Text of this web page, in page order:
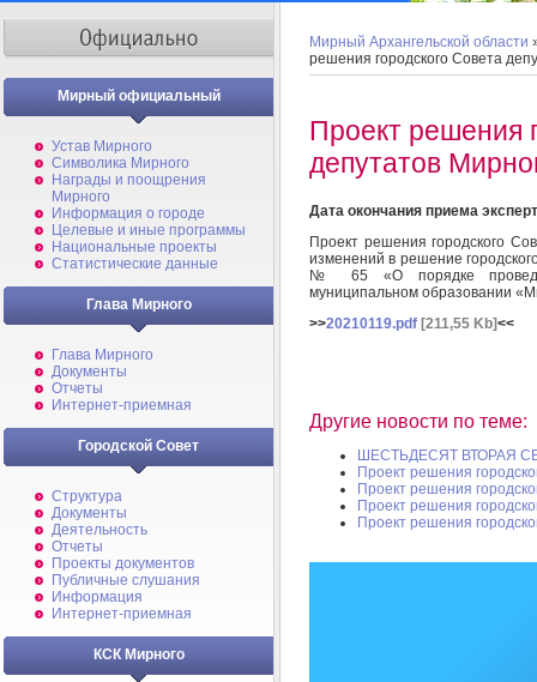
Мирный официальный
Устав Мирного
Символика Мирного
Награды и поощрения
Мирного
Информация о городе
Целевые и иные программы
Национальные проекты
Статистические данные
Глава Мирного
Глава Мирного
Документы
Отчеты
Интернет-приемная
Городской Совет
Структура
Документы
Деятельность
Отчеты
Проекты документов
Публичные слушания
Информация
Интернет-приемная
КСК Мирного
Мирный Архангельской области
решения городского Совета
Проект решения
депутатов
Дата окончания приема
Проект решения городского
изменений в решение
№ 65 «О порядке
муниципальном образовании
>>20210119.pdf [211,55 Kb]<<
Другие новости по теме:
ШЕСТЬДЕСЯТ ВТОРАЯ
Проект решения
Проект решения
Проект решения
Проект решения